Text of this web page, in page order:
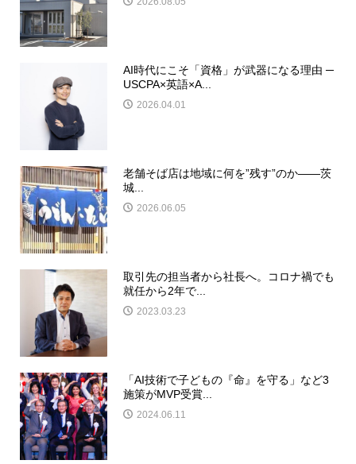
AI時代にこそ「資格」が武器になる理由 ─
USCPA×英語×A...
2026.04.01
老舗そば店は地域に何を”残す”のか――茨
城...
2026.06.05
取引先の担当者から社長へ。コロナ禍でも
就任から2年で...
2023.03.23
「AI技術で子どもの『命』を守る」など3
施策がMVP受賞...
2024.06.11